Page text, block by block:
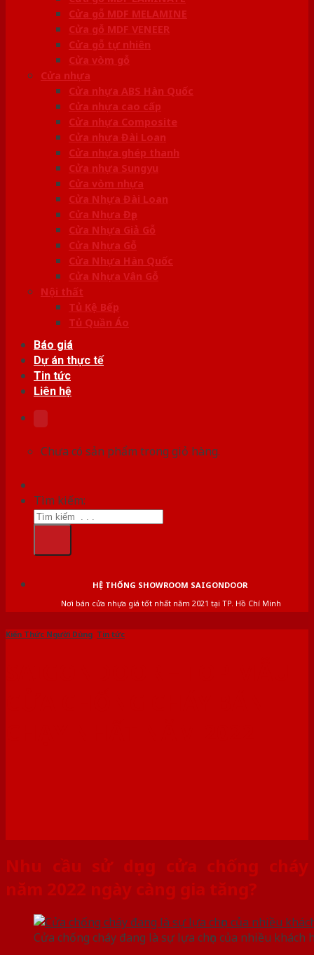
Cửa gỗ MDF MELAMINE
Cửa gỗ MDF VENEER
Cửa gỗ tự nhiên
Cửa vòm gỗ
Cửa nhựa
Cửa nhựa ABS Hàn Quốc
Cửa nhựa cao cấp
Cửa nhựa Composite
Cửa nhựa Đài Loan
Cửa nhựa ghép thanh
Cửa nhựa Sungyu
Cửa vòm nhựa
Cửa Nhựa Đài Loan
Cửa Nhựa Đẹp
Cửa Nhựa Giả Gỗ
Cửa Nhựa Gỗ
Cửa Nhựa Hàn Quốc
Cửa Nhựa Vân Gỗ
Nội thất
Tủ Kệ Bếp
Tủ Quần Áo
Báo giá
Dự án thực tế
Tin tức
Liên hệ
Chưa có sản phẩm trong giỏ hàng.
Tìm kiếm:
HỆ THỐNG SHOWROOM SAIGONDOOR
Nơi bán cửa nhựa giá tốt nhất năm 2021 tại TP. Hồ Chí Minh
Kiến Thức Người Dùng Tin tức
Nhu cầu sử dụng cửa chống cháy
năm 2022 ngày càng gia tăng?
Cửa chống cháy đang là sự lựa chọn của nhiều khách